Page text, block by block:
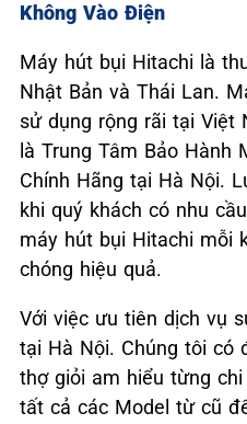
Không Vào Điện
Máy hút bụi Hitachi là
Nhật Bản và Thái Lan.
sử dụng rộng rãi tại Việt
là Trung Tâm Bảo Hành
Chính Hãng tại Hà Nội.
khi quý khách có nhu
máy hút bụi Hitachi mỗi
chóng hiệu quả.
Với việc ưu tiên dịch vụ
tại Hà Nội. Chúng tôi có
thợ giỏi am hiểu từng
tất cả các Model từ cũ